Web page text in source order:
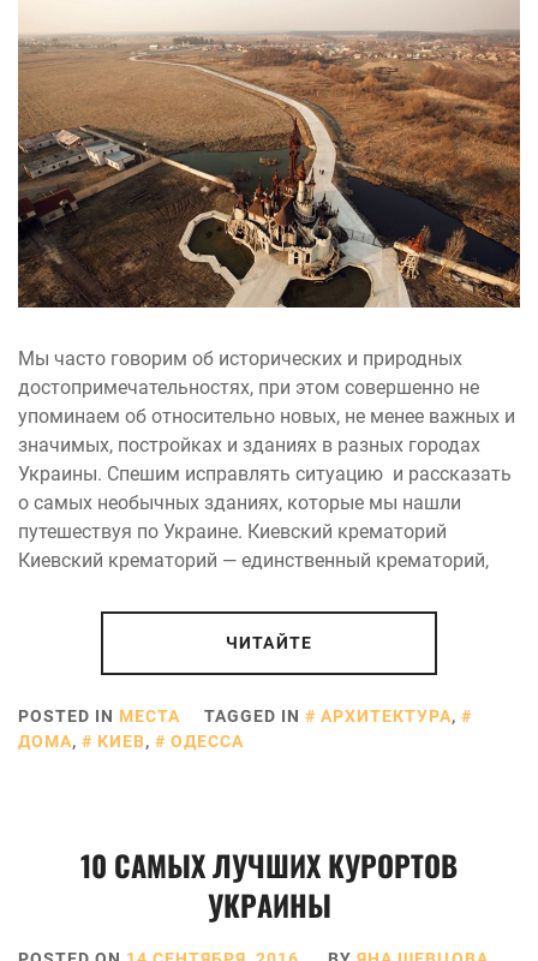
Мы часто говорим об исторических и природных
достопримечательностях, при этом совершенно не
упоминаем об относительно новых, не менее важных и
значимых, постройках и зданиях в разных городах
Украины. Спешим исправлять ситуацию и рассказать
о самых необычных зданиях, которые мы нашли
путешествуя по Украине. Киевский крематорий
Киевский крематорий — единственный крематорий,
ЧИТАЙТЕ
POSTED IN МЕСТА TAGGED IN АРХИТЕКТУРА,
ДОМА, КИЕВ, ОДЕССА
10 САМЫХ ЛУЧШИХ КУРОРТОВ
УКРАИНЫ